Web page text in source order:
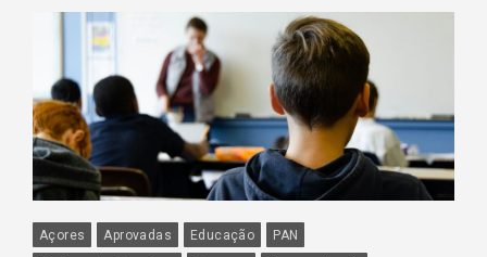
Açores Aprovadas Educação
PAN